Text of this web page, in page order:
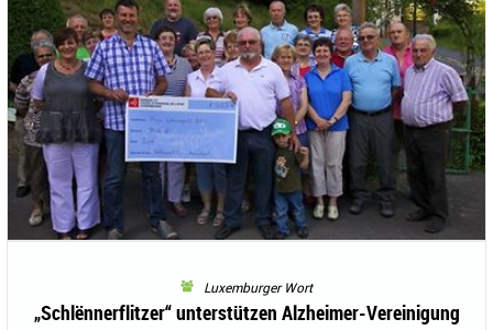
Luxemburger Wort
„Schlënnerflitzer“ unterstützen Alzheimer-Vereinigung